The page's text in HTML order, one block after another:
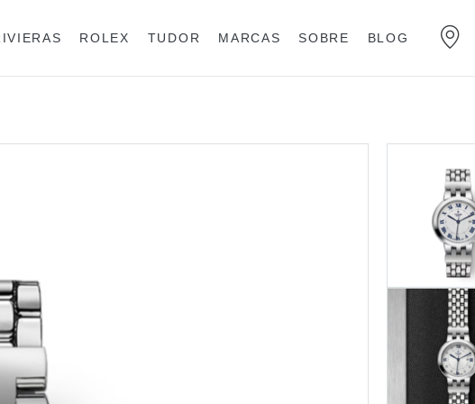
Anéis Brincos
MARCAS
Rolex Cartier
SOBRE
ROLEX TUDOR BLOG